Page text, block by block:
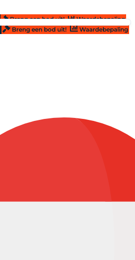
Breng een bod uit!
Waardebepaling
Breng een bod uit! Waardebepaling